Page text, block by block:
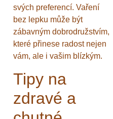
svých preferencí. Vaření
bez lepku může být
zábavným dobrodružstvím,
které přinese radost nejen
vám, ale i vašim blízkým.
Tipy na
zdravé a